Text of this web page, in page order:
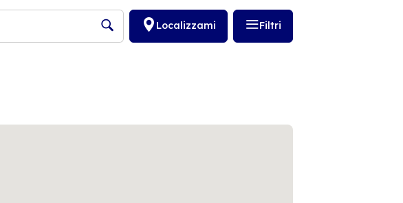
Localizzami Filtri